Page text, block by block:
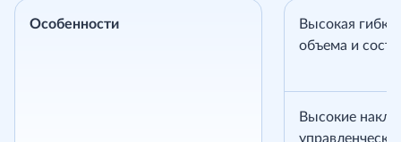
Особенности
Высокая
объема и
Высокие